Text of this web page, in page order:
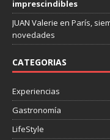
imprescindibles
JUAN Valerie en París,
novedades
CATEGORIAS
Experiencias
Gastronomía
LifeStyle